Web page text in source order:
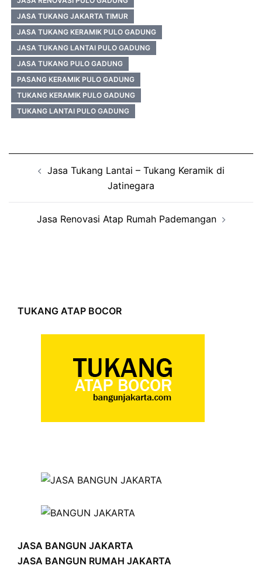
JASA TUKANG JAKARTA TIMUR
JASA TUKANG KERAMIK PULO GADUNG
JASA TUKANG LANTAI PULO GADUNG
JASA TUKANG PULO GADUNG
PASANG KERAMIK PULO GADUNG
TUKANG KERAMIK PULO GADUNG
TUKANG LANTAI PULO GADUNG
navigationJasa Tukang Lantai – Tukang Keramik di
Jatinegara
Jasa Renovasi Atap Rumah Pademangan
TUKANG ATAP BOCOR
JASA BANGUN JAKARTA
JASA BANGUN RUMAH JAKARTA